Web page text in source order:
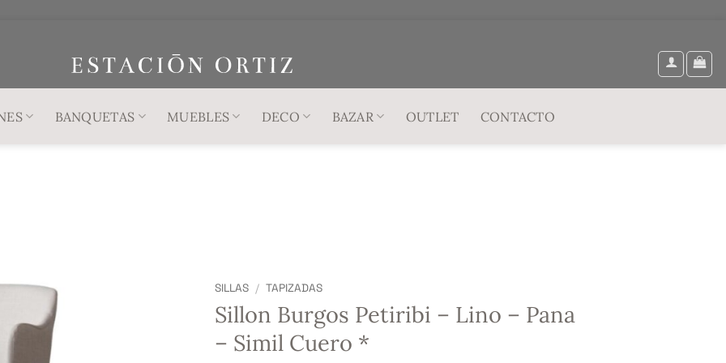
BANQUETAS MUEBLES DECO BAZAR OUTLET CONTACTO
SILLAS / TAPIZADAS
Sillon Burgos Petiribi – Lino – Pana
– Simil Cuero *